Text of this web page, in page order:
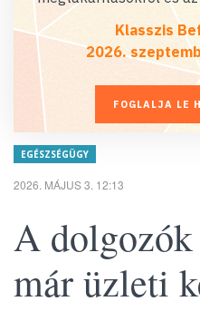
Klasszis
2026.
FOGLALJA LE
EGÉSZSÉGÜGY
2026. MÁJUS 3. 12:13
A dolgozók
már üzleti